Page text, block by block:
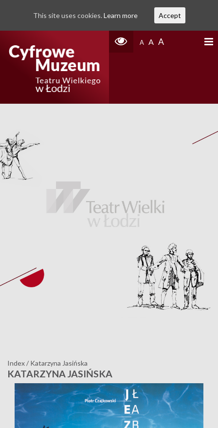
A A A
Index/ Katarzyna Jasińska
KATARZYNA JASIŃSKA
This site uses cookies. Learn more Accept